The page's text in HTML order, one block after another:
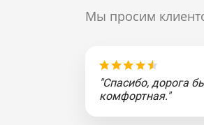
Мы просим
"Спасибо, дорога
комфортная."